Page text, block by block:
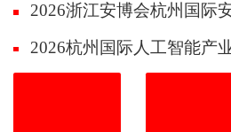
2026浙江安博会杭州国际安防
2026杭州国际人工智能产业博览会（